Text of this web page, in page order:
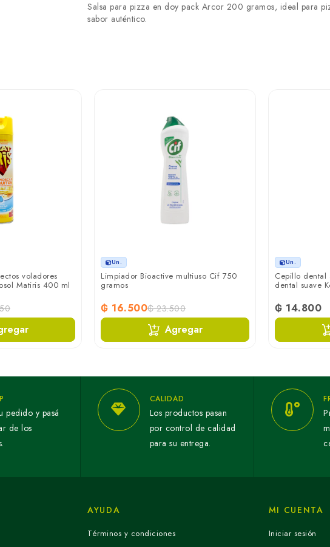
Salsa para pizza en doy pack Arcor 200 gramos, ideal para
sabor auténtico.
voladores
Matiris 400 ml
Un.
Limpiador Bioactive multiuso Cif 750
gramos
₲ 16.500₲ 23.500
Agregar
Un.
Cepillo
dental suave
₲ 14.800
pedido y pasá
de los
CALIDAD
Los productos pasan
por control de calidad
para su entrega.
AYUDA
Términos y condiciones
MI CUENTA
Iniciar sesión